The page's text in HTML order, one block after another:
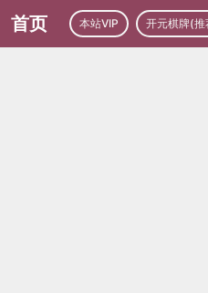
首页 本站VIP 开元棋牌(推